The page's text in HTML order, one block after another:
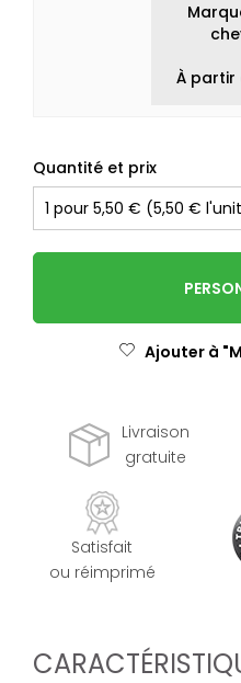
À partir
Quantité et prix
Ajouter à
Livraison
gratuite
Satisfait
ou réimprimé